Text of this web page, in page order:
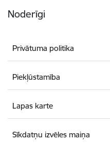
Noderīgi
Privātuma politika
Piekļūstamība
Lapas karte
Sīkdatņu izvēles maiņa